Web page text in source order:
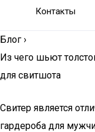
Контакты
Блог ›
Из чего шьют
для свитшота
Свитер является
гардероба для